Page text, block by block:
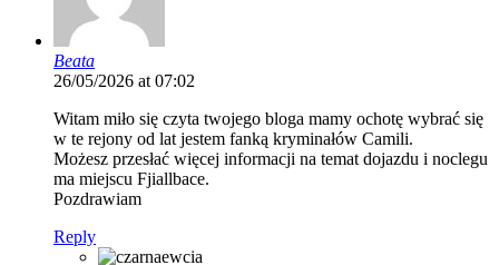
Beata
26/05/2026 at 07:02
Witam miło się czyta twojego bloga mamy ochotę wybrać się
w te rejony od lat jestem fanką kryminałów Camili.
Możesz przesłać więcej informacji na temat dojazdu i noclegu
ma miejscu Fjiallbace.
Pozdrawiam
Reply